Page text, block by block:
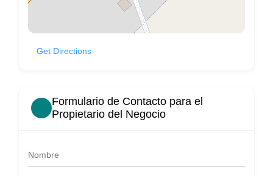
Get Directions
Formulario de Contacto para el
Propietario del Negocio